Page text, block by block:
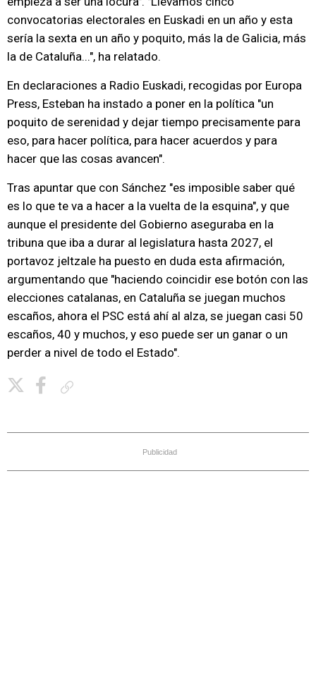
convocatorias electorales en Euskadi en un año y esta
sería la sexta en un año y poquito, más la de Galicia, más
la de Cataluña...", ha relatado.
En declaraciones a Radio Euskadi, recogidas por Europa
Press, Esteban ha instado a poner en la política "un
poquito de serenidad y dejar tiempo precisamente para
eso, para hacer política, para hacer acuerdos y para
hacer que las cosas avancen".
Tras apuntar que con Sánchez "es imposible saber qué
es lo que te va a hacer a la vuelta de la esquina", y que
aunque el presidente del Gobierno aseguraba en la
tribuna que iba a durar al legislatura hasta 2027, el
portavoz jeltzale ha puesto en duda esta afirmación,
argumentando que "haciendo coincidir ese botón con las
elecciones catalanas, en Cataluña se juegan muchos
escaños, ahora el PSC está ahí al alza, se juegan casi 50
escaños, 40 y muchos, y eso puede ser un ganar o un
perder a nivel de todo el Estado".
Publicidad